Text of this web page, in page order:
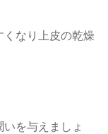
くなり上皮の乾燥
を与えましょ